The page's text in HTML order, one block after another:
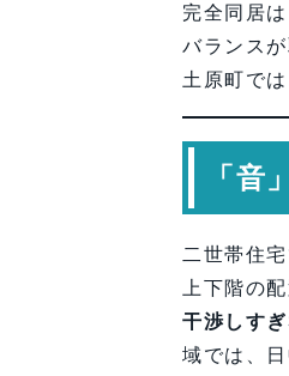
完全同居
バランス
土原町では
「音
二世帯住
上下階の
干渉しす
域では、